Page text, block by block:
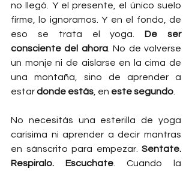
no llegó. Y el presente, el único suelo
firme, lo ignoramos. Y en el fondo, de
eso se trata el yoga. De ser
consciente del ahora. No de volverse
un monje ni de aislarse en la cima de
una montaña, sino de aprender a
estar donde estás , en este segundo
No necesitás una esterilla de yoga
carísima ni aprender a decir mantras
en sánscrito para empezar. Sentate.
Respiralo. Escuchate . Cuando la